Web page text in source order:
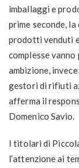
imballaggi e
prime seconde,
prodotti venduti
complesse
ambizione,
gestori di rifiuti
afferma il
Domenico Savio.
I titolari di
l’attenzione ai